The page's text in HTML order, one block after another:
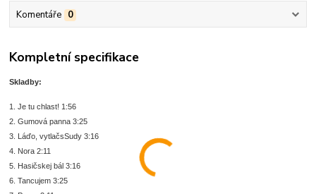
Komentáře 0
Kompletní specifikace
Skladby:
1. Je tu chlast! 1:56
2. Gumová panna 3:25
3. Láďo, vytlačsSudy 3:16
4. Nora 2:11
5. Hasičskej bál 3:16
6. Tancujem 3:25